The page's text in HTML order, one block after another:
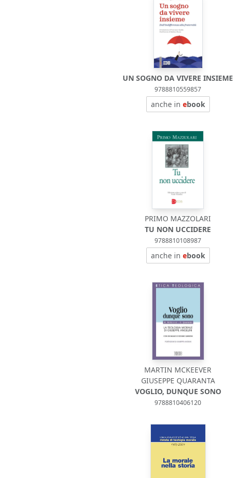
UN SOGNO DA VIVERE INSIEME
9788810559857
anche in ebook
PRIMO MAZZOLARI
TU NON UCCIDERE
9788810108987
anche in ebook
MARTIN MCKEEVER
GIUSEPPE QUARANTA
VOGLIO, DUNQUE SONO
9788810406120